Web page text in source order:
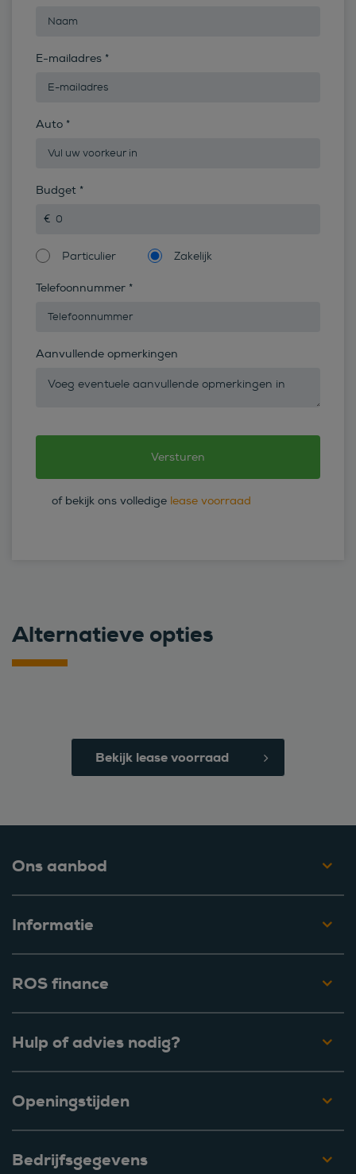
E-mailadres *
Auto *
Budget *
Particulier Zakelijk
Telefoonnummer *
Aanvullende opmerkingen
of bekijk ons volledige lease voorraad
Alternatieve opties
Bekijk lease voorraad
Ons aanbod
Informatie
ROS finance
Hulp of advies nodig?
Openingstijden
Bedrijfsgegevens